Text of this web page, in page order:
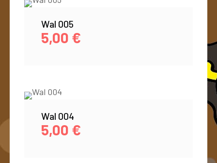
Wal 005
5,00 €
Wal 004
5,00 €